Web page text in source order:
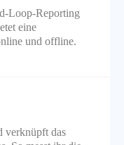
Loop-Reporting
eine
und offline.
verknüpft das